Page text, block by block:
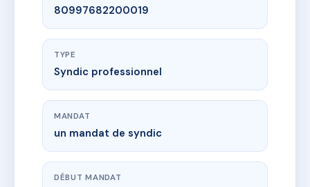
80997682200019
TYPE
Syndic professionnel
MANDAT
un mandat de syndic
DÉBUT MANDAT